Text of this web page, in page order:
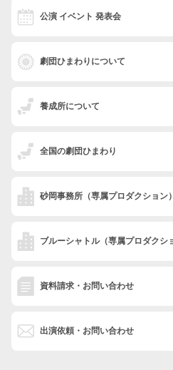
公演 イベント 発表会
劇団ひまわりについて
養成所について
全国の劇団ひまわり
砂岡事務所 （専属プロダクション）
ブルーシャトル（専属プロダクシ
資料請求・お問い合わせ
出演依頼・お問い合わせ